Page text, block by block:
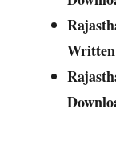
Written